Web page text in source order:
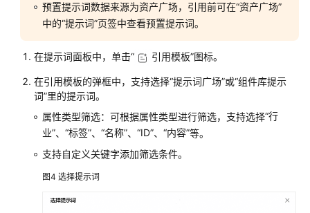
用
添
加
技
为
应
用
添
知
识
预置提示词数据来源为资产广场，引用前可在“资产广场”
中的“提示词”页签中查看预置提示词。
在提示词面板中，单击“ 引用模板”图标。
在引用模板的弹框中，支持选择“提示词广场”或“组件库提示
词”里的提示词。
属性类型筛选：可根据属性类型进行筛选，支持选择“行
业”、 “标签”、 “名称”、 “ID”、 “内容”等。
支持自定义关键字添加筛选条件。
图4 选择提示词